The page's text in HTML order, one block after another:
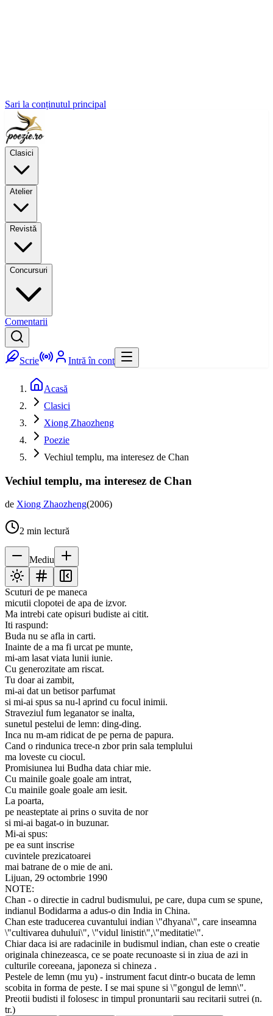
Sari la conținutul principal
Clasici
Atelier
Revistă
Concursuri
Comentarii
Scrie Intră în cont
Acasă
Clasici
Xiong Zhaozheng
Poezie
Vechiul templu, ma interesez de Chan
Vechiul templu, ma interesez de Chan
de Xiong Zhaozheng(2006)
2 min lectură
Mediu
Scuturi de pe maneca
micutii clopotei de apa de izvor.
Ma intrebi cate opisuri budiste ai citit.
Iti raspund:
Buda nu se afla in carti.
Inainte de a ma fi urcat pe munte,
mi-am lasat viata lunii iunie.
Cu generozitate am riscat.
Tu doar ai zambit,
mi-ai dat un betisor parfumat
si mi-ai spus sa nu-l aprind cu focul inimii.
Straveziul fum leganator se inalta,
sunetul pestelui de lemn: ding-ding.
Inca nu m-am ridicat de pe perna de papura.
Cand o rindunica trece-n zbor prin sala templului
ma loveste cu ciocul.
Promisiunea lui Budha data chiar mie.
Cu mainile goale goale am intrat,
Cu mainile goale goale am iesit.
La poarta,
pe neasteptate ai prins o suvita de nor
si mi-ai bagat-o in buzunar.
Mi-ai spus:
pe ea sunt inscrise
cuvintele prezicatoarei
mai batrane de o mie de ani.
Lijuan, 29 octombrie 1990
NOTE:
Chan - o directie in cadrul budismului, pe care, dupa cum se spune,
indianul Bodidarma a adus-o din India in China.
Chan este traducerea cuvantului indian \"dhyana\", care inseamna
\"cultivarea duhului\", \"vidul linistit\",\"meditatie\".
Chiar daca isi are radacinile in budismul indian, chan este o creatie
originala chinezeasca, ce se poate recunoaste si in ziua de azi in
culturile coreeana, japoneza si chineza .
Pestele de lemn (mu yu) - instrument facut dintr-o bucata de lemn
scobita in forma de peste. I se mai spune si \"gongul de lemn\".
Preotii budisti il folosesc in timpul pronuntarii sau recitarii sutrei (n.
tr.)